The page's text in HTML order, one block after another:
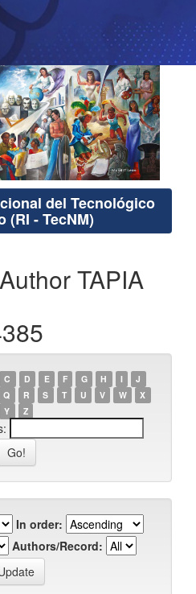
del Tecnológico
(RI - TecNM)
TAPIA
C D E F G H I
J
Q R S T U V W
X
Y
Z
In order:
Authors/Record: